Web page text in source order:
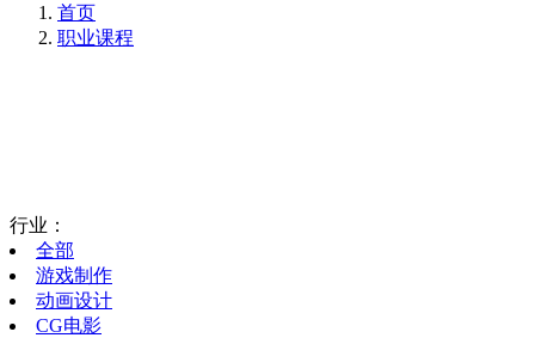
首页
职业课程
行业：
全部
游戏制作
动画设计
CG电影